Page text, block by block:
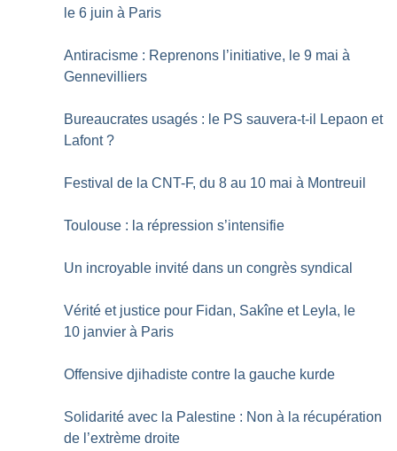
le 6 juin à Paris
Antiracisme : Reprenons l’initiative, le 9 mai à
Gennevilliers
Bureaucrates usagés : le PS sauvera-t-il Lepaon et
Lafont ?
Festival de la CNT-F, du 8 au 10 mai à Montreuil
Toulouse : la répression s’intensifie
Un incroyable invité dans un congrès syndical
Vérité et justice pour Fidan, Sakîne et Leyla, le
10 janvier à Paris
Offensive djihadiste contre la gauche kurde
Solidarité avec la Palestine : Non à la récupération
de l’extrème droite